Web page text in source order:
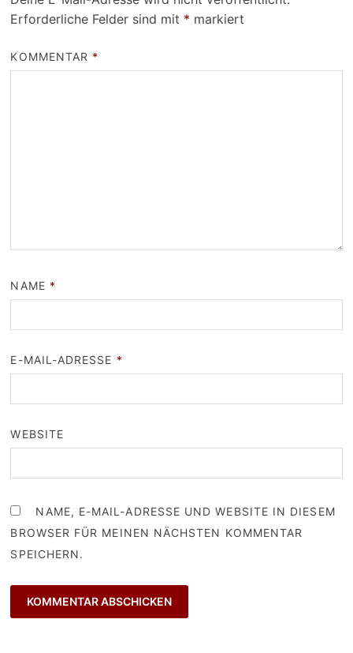
Erforderliche Felder sind mit * markiert
KOMMENTAR *
NAME *
E-MAIL-ADRESSE *
WEBSITE
NAME, E-MAIL-ADRESSE UND WEBSITE IN DIESEM
BROWSER FÜR MEINEN NÄCHSTEN KOMMENTAR
SPEICHERN.